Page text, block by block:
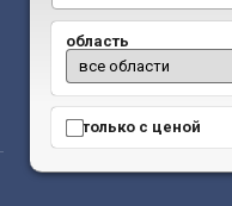
область
только с ценой